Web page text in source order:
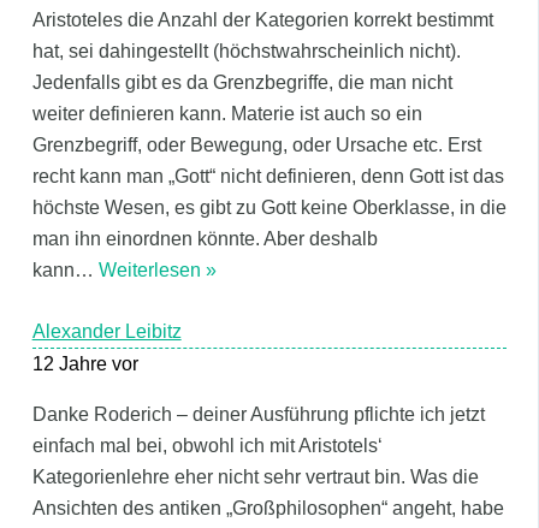
Aristoteles die Anzahl der Kategorien korrekt bestimmt
hat, sei dahingestellt (höchstwahrscheinlich nicht).
Jedenfalls gibt es da Grenzbegriffe, die man nicht
weiter definieren kann. Materie ist auch so ein
Grenzbegriff, oder Bewegung, oder Ursache etc. Erst
recht kann man „Gott“ nicht definieren, denn Gott ist das
höchste Wesen, es gibt zu Gott keine Oberklasse, in die
man ihn einordnen könnte. Aber deshalb
kann… Weiterlesen »
Alexander Leibitz
12 Jahre vor
Danke Roderich – deiner Ausführung pflichte ich jetzt
einfach mal bei, obwohl ich mit Aristotels‘
Kategorienlehre eher nicht sehr vertraut bin. Was die
Ansichten des antiken „Großphilosophen“ angeht, habe